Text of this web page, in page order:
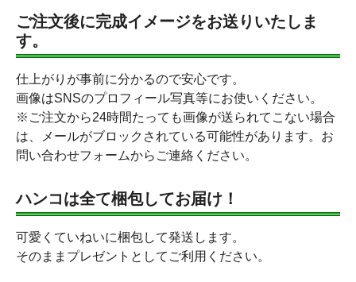
ご注文後に完成イメージをお送りいたしま
す。
仕上がりが事前に分かるので安心です。
画像はSNSのプロフィール写真等にお使いください。
※ご注文から24時間たっても画像が送られてこない場合
は、メールがブロックされている可能性があります。お
問い合わせフォームからご連絡ください。
ハンコは全て梱包してお届け！
可愛くていねいに梱包して発送します。
そのままプレゼントとしてご利用ください。